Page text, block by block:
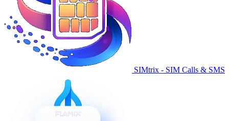
SIMtrix - SIM Calls & SMS